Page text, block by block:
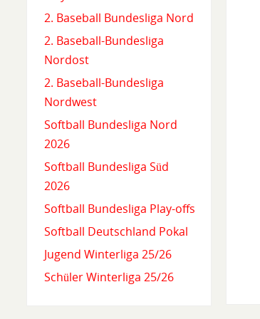
2. Baseball Bundesliga Nord
2. Baseball-Bundesliga
Nordost
2. Baseball-Bundesliga
Nordwest
Softball Bundesliga Nord
2026
Softball Bundesliga Süd
2026
Softball Bundesliga Play-offs
Softball Deutschland Pokal
Jugend Winterliga 25/26
Schüler Winterliga 25/26